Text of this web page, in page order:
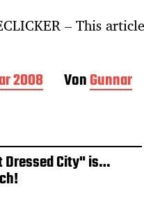
– This
2008 VonGunnar
Dressed City" is…